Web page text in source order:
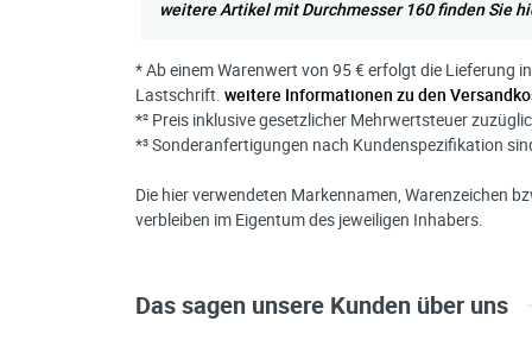
weitere Artikel mit Durchmesser 160 finden Sie
* Ab einem Warenwert von 95 € erfolgt die Lieferung
Lastschrift. weitere Informationen zu den
*² Preis inklusive gesetzlicher Mehrwertsteuer
*³ Sonderanfertigungen nach Kundenspezifikation
Die hier verwendeten Markennamen, Warenzeichen
verbleiben im Eigentum des jeweiligen Inhabers.
Das sagen unsere Kunden über uns